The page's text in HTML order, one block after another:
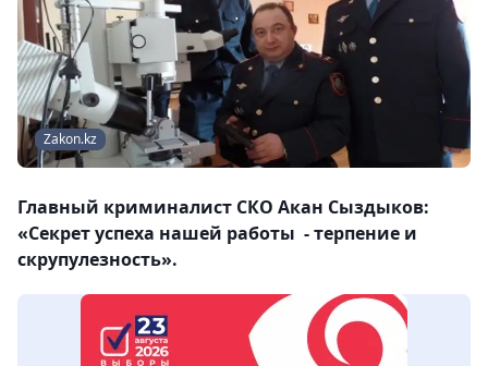
Zakon.kz
Главный криминалист СКО Акан Сыздыков:
«Секрет успеха нашей работы - терпение и
скрупулезность».